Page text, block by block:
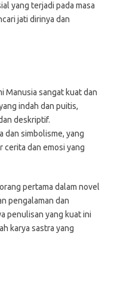
yang terjadi pada masa
jati dirinya dan
Manusia sangat kuat dan
indah dan puitis,
deskriptif.
dan simbolisme, yang
cerita dan emosi yang
pertama dalam novel
pengalaman dan
penulisan yang kuat ini
karya sastra yang